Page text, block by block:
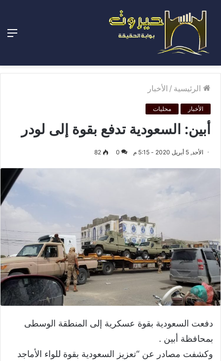
الرئيسية / الأخبار
الأخبار محليات
أبين: السعودية تدفع بقوة إلى لودر
الأحد, 5 أبريل 2020 - 5:15 م 0
82
دفعت السعودية بقوة عسكرية إلى المنطقة الوسطى
بمحافظة أبين .
وكشفت مصادر عن “تعزيز السعودية بقوة للواء الأماجد